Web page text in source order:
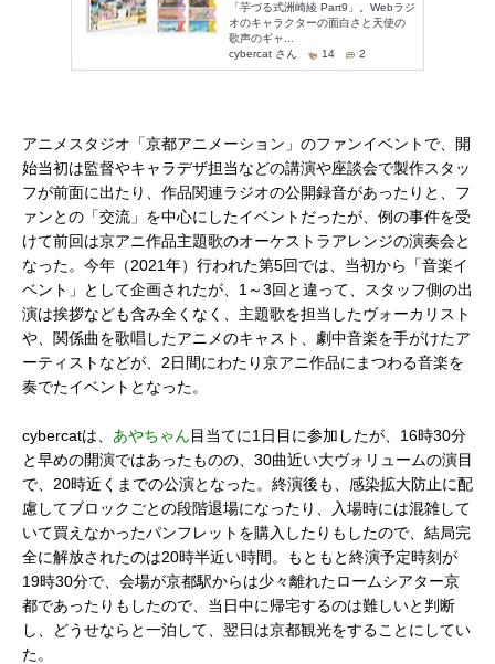
アニメスタジオ「京都アニメーション」のファンイベントで、開
始当初は監督やキャラデザ担当などの講演や座談会で製作スタッ
フが前面に出たり、作品関連ラジオの公開録音があったりと、フ
ァンとの「交流」を中心にしたイベントだったが、例の事件を受
けて前回は京アニ作品主題歌のオーケストラアレンジの演奏会と
なった。今年（2021年）行われた第5回では、当初から「音楽イ
ベント」として企画されたが、1～3回と違って、スタッフ側の出
演は挨拶なども含み全くなく、主題歌を担当したヴォーカリスト
や、関係曲を歌唱したアニメのキャスト、劇中音楽を手がけたア
ーティストなどが、2日間にわたり京アニ作品にまつわる音楽を
奏でたイベントとなった。
cybercatは、 あやちゃん目当てに1日目に参加したが、16時30分
と早めの開演ではあったものの、30曲近い大ヴォリュームの演目
で、20時近くまでの公演となった。終演後も、感染拡大防止に配
慮してブロックごとの段階退場になったり、入場時には混雑して
いて買えなかったパンフレットを購入したりもしたので、結局完
全に解放されたのは20時半近い時間。もともと終演予定時刻が
19時30分で、会場が京都駅からは少々離れたロームシアター京
都であったりもしたので、当日中に帰宅するのは難しいと判断
し、どうせならと一泊して、翌日は京都観光をすることにしてい
た。